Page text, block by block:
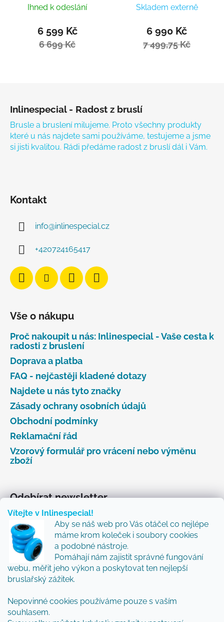
Vítejte v Inlinespecial!
Aby se náš web pro Vás otáčel co nejlépe
máme krom koleček i soubory cookies
a podobné nástroje.
Pomáhají nám zajistit správné fungování
webu, měřit jeho výkon a poskytovat ten nejlepší
bruslařský zážitek.
Nepovinné cookies používáme pouze s vaším
souhlasem.
Argon Syncro Black
Ihned k odeslání
6 599 Kč
6 699 Kč
Pro 100
Skladem externě
6 990 Kč
7 499,75 Kč
Inlinespecial - Radost z bruslí
Brusle a bruslení milujeme. Proto všechny produkty
které u nás najdete sami používáme, testujeme a jsme
si jisti kvalitou. Rádi předáme radost z bruslí dál i Vám.
Kontakt
info@inlinespecial.cz
+420724165417
Vše o nákupu
Proč nakoupit u nás: Inlinespecial - Vaše cesta k
radosti z bruslení
Doprava a platba
FAQ - nejčastěji kladené dotazy
Najdete u nás tyto značky
Zásady ochrany osobních údajů
Obchodní podmínky
Reklamační řád
Vzorový formulář pro vrácení nebo výměnu
zboží
Odebírat newsletter
Vložte svůj e-mail a my vám budeme zasílat informace
o nových produktech na našem e-shopu.
Přidejte se k nám a my Vám budeme zasílat ty nejlepší
novinky a tipy.
E-mail
Vložením e-mailu souhlasíte spodmínkami
ochrany osobních údajů